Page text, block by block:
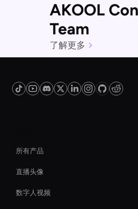
AKOOL
Team
了解更多
所有产品
直播头像
数字人视频